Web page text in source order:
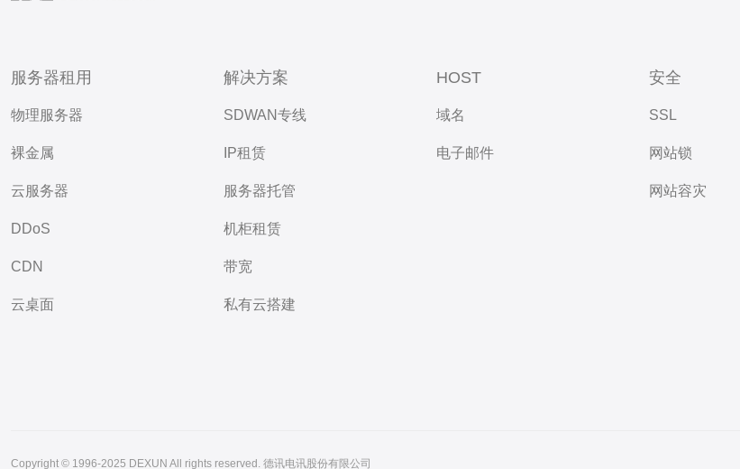
服务器租用
物理服务器
裸金属
云服务器
DDoS
CDN
云桌面
解决方案
SDWAN专线
IP租赁
服务器托管
机柜租赁
带宽
私有云搭建
HOST
域名
电子邮件
安全
SSL
网站锁
网站容灾
Copyright © 1996-2025 DEXUN All rights reserved. 德讯电讯股份有限公司